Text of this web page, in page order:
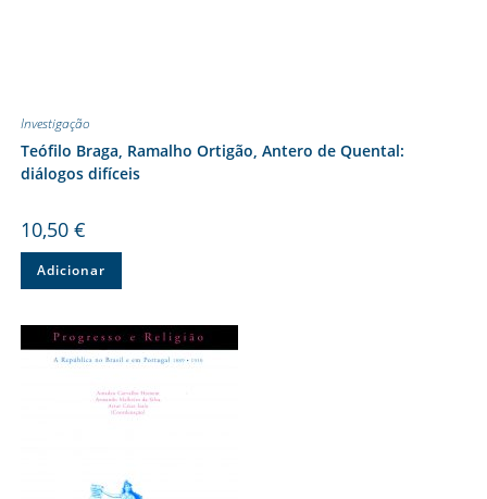
Investigação
Teófilo Braga, Ramalho Ortigão, Antero de Quental:
diálogos difíceis
10,50 €
Adicionar